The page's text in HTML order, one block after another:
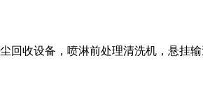
回收设备，喷淋前处理清洗机，悬挂